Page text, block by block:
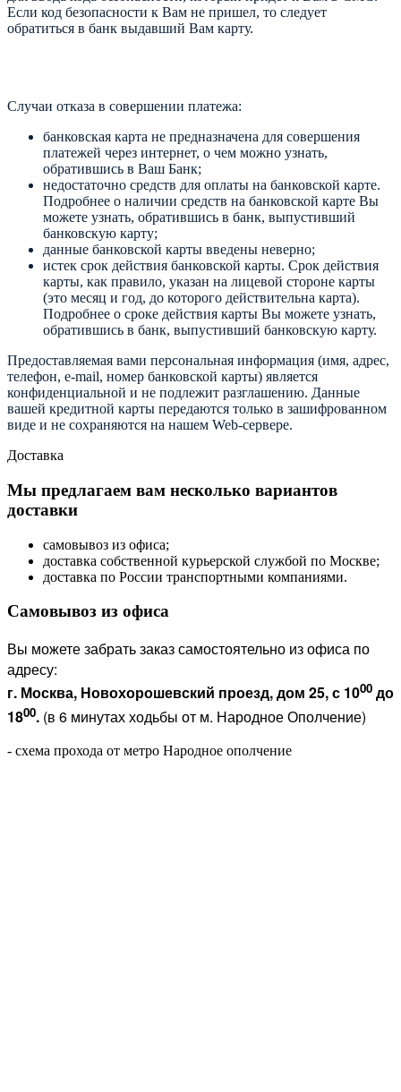
Если код безопасности к Вам не пришел, то следует
обратиться в банк выдавший Вам карту.
Случаи отказа в совершении платежа:
банковская карта не предназначена для совершения
платежей через интернет, о чем можно узнать,
обратившись в Ваш Банк;
недостаточно средств для оплаты на банковской карте.
Подробнее о наличии средств на банковской карте Вы
можете узнать, обратившись в банк, выпустивший
банковскую карту;
данные банковской карты введены неверно;
истек срок действия банковской карты. Срок действия
карты, как правило, указан на лицевой стороне карты
(это месяц и год, до которого действительна карта).
Подробнее о сроке действия карты Вы можете узнать,
обратившись в банк, выпустивший банковскую карту.
Предоставляемая вами персональная информация (имя, адрес,
телефон, e-mail, номер банковской карты) является
конфиденциальной и не подлежит разглашению. Данные
вашей кредитной карты передаются только в зашифрованном
виде и не сохраняются на нашем Web-сервере.
Доставка
Мы предлагаем вам несколько вариантов
доставки
самовывоз из офиса;
доставка собственной курьерской службой по Москве;
доставка по России транспортными компаниями.
Самовывоз из офиса
Вы можете забрать заказ самостоятельно из офиса по
адресу:
г. Москва, Новохорошевский проезд, дом 25, с 1000 до
1800. (в 6 минутах ходьбы от м. Народное Ополчение)
- схема прохода от метро Народное ополчение